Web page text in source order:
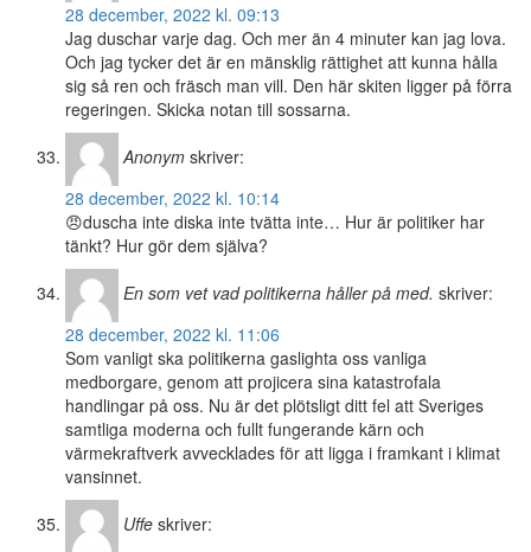
28 december, 2022 kl. 09:13
Jag duschar varje dag. Och mer än 4 minuter kan jag lova.
Och jag tycker det är en mänsklig rättighet att kunna hålla
sig så ren och fräsch man vill. Den här skiten ligger på förra
regeringen. Skicka notan till sossarna.
Anonym skriver:
28 december, 2022 kl. 10:14
😠duscha inte diska inte tvätta inte… Hur är politiker har
tänkt? Hur gör dem själva?
En som vet vad politikerna håller på med. skriver:
28 december, 2022 kl. 11:06
Som vanligt ska politikerna gaslighta oss vanliga
medborgare, genom att projicera sina katastrofala
handlingar på oss. Nu är det plötsligt ditt fel att Sveriges
samtliga moderna och fullt fungerande kärn och
värmekraftverk avvecklades för att ligga i framkant i klimat
vansinnet.
Uffe skriver: